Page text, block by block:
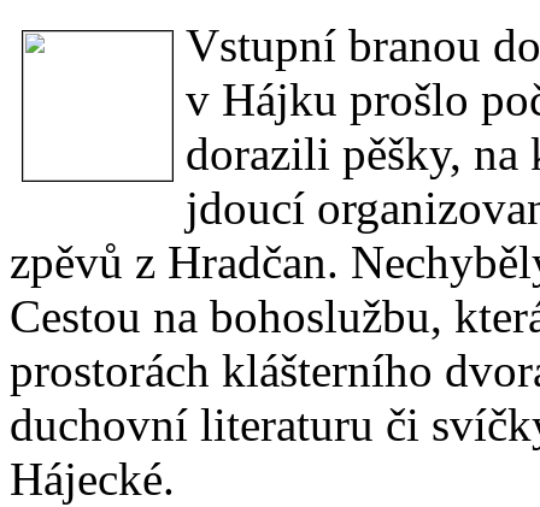
Vstupní branou
v Hájku prošlo
dorazili pěšky, na
jdoucí
zpěvů z Hradčan.
Cestou na bohoslužbu,
prostorách klášterního
duchovní literaturu či
Hájecké.